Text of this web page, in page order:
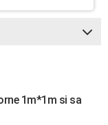
1m*1m si sa